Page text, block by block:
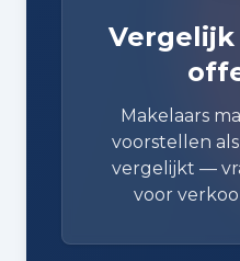
Makelaars
voorstellen
vergelijkt —
voor